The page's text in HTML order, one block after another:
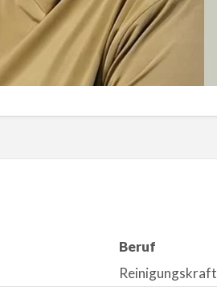
Beruf
Reinigungskraft